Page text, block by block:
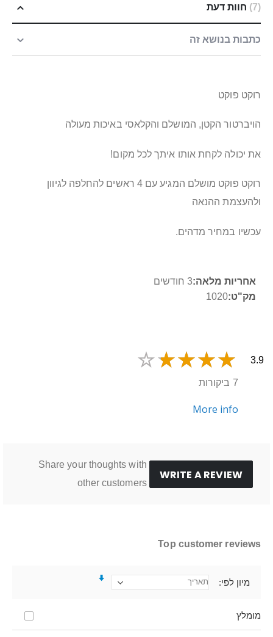
7 חוות דעת
כתבות בנושא זה
רוקט פוקט
הויברטור הקטן, המושלם והקלאסי באיכות מעולה
את יכולה לקחת אותו איתך לכל מקום!
רוקט פוקט מושלם המגיע עם 4 ראשים להחלפה לגיוון
ולהעצמת ההנאה
עכשיו במחיר מדהים.
מידע
נוסף
3 חודשים
1020
3.9
7 ביקורות
More info
WRITE A REVIEW
Share your thoughts with
other customers
Top customer reviews
מומלץ
מיון לפי